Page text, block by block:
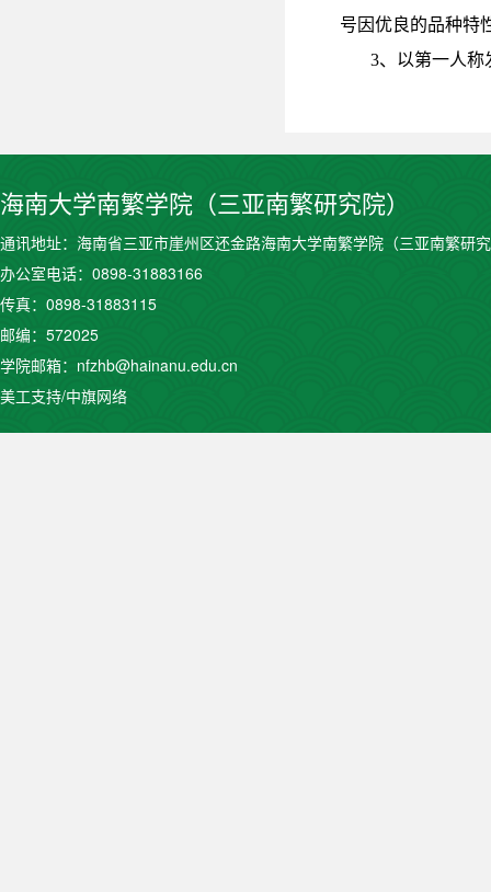
号因优良的品种特
3、以第一人称
海南大学南繁学院（三亚南繁研究院）
通讯地址：海南省三亚市崖州区还金路海南大学南繁学院（三亚南繁研
办公室电话：0898-31883166
传真：0898-31883115
邮编：572025
学院邮箱：nfzhb@hainanu.edu.cn
美工支持/中旗网络